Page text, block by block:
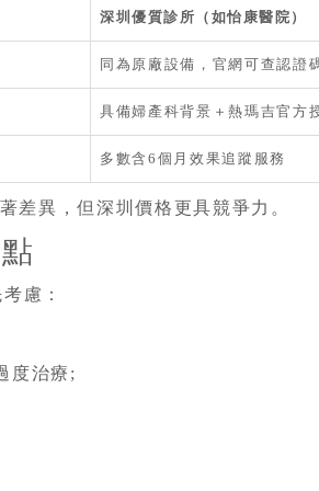
深圳優質診所（如怡康醫院）
同為原廠設備，官網可查認證
具備婦產科背景＋熱瑪吉官方
多數含6個月效果追蹤服務
差異，但深圳價格更具競爭力。
慮：
度治療;